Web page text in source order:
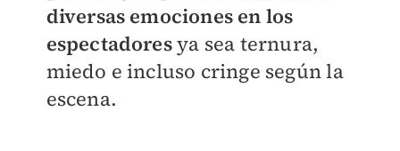
diversas emociones en los
espectadoresya sea ternura,
miedo e incluso cringe según la
escena.